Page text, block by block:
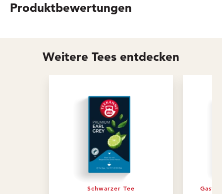
Produktbewertungen
Weitere Tees entdecken
Schwarzer Tee